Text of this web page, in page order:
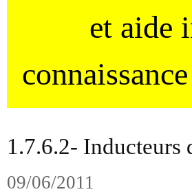
et aide
1.7.6.2- Inducteurs
09/06/2011